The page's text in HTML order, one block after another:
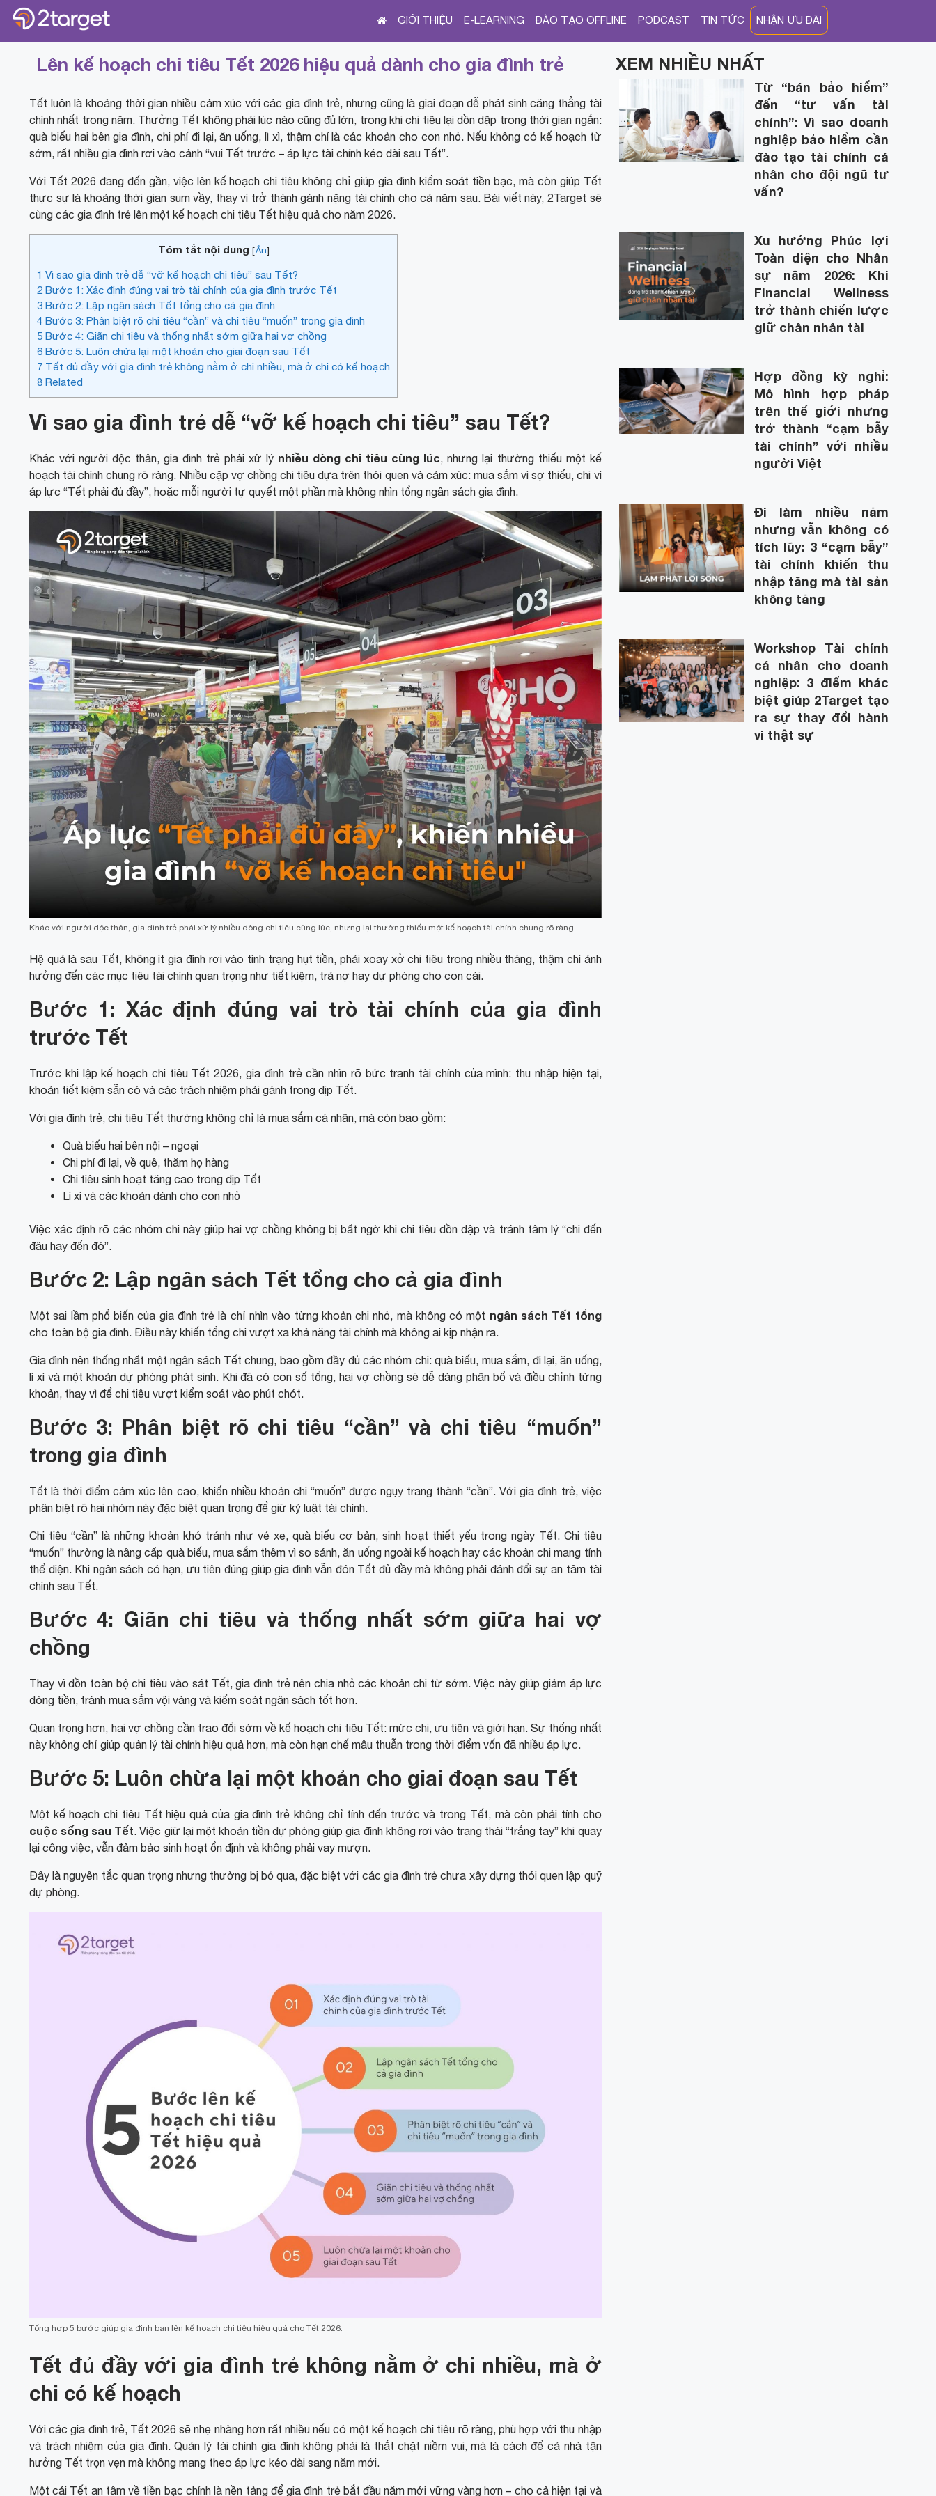
GIỚI THIỆU E-LEARNING ĐÀO TẠO OFFLINE PODCAST TIN TỨC NHẬN ƯU ĐÃI
Lên kế hoạch chi tiêu Tết 2026 hiệu quả dành cho gia đình trẻ
Tết luôn là khoảng thời gian nhiều cảm xúc với các gia đình trẻ, nhưng cũng là giai đoạn dễ phát sinh căng thẳng tài
chính nhất trong năm. Thưởng Tết không phải lúc nào cũng đủ lớn, trong khi chi tiêu lại dồn dập trong thời gian ngắn:
quà biếu hai bên gia đình, chi phí đi lại, ăn uống, lì xì, thậm chí là các khoản cho con nhỏ. Nếu không có kế hoạch từ
sớm, rất nhiều gia đình rơi vào cảnh “vui Tết trước – áp lực tài chính kéo dài sau Tết”.
Với Tết 2026 đang đến gần, việc lên kế hoạch chi tiêu không chỉ giúp gia đình kiểm soát tiền bạc, mà còn giúp Tết
thực sự là khoảng thời gian sum vầy, thay vì trở thành gánh nặng tài chính cho cả năm sau. Bài viết này, 2Target sẽ
cùng các gia đình trẻ lên một kế hoạch chi tiêu Tết hiệu quả cho năm 2026.
Tóm tắt nội dung [Ẩn]
1 Vì sao gia đình trẻ dễ “vỡ kế hoạch chi tiêu” sau Tết?
2 Bước 1: Xác định đúng vai trò tài chính của gia đình trước Tết
3 Bước 2: Lập ngân sách Tết tổng cho cả gia đình
4 Bước 3: Phân biệt rõ chi tiêu “cần” và chi tiêu “muốn” trong gia đình
5 Bước 4: Giãn chi tiêu và thống nhất sớm giữa hai vợ chồng
6 Bước 5: Luôn chừa lại một khoản cho giai đoạn sau Tết
7 Tết đủ đầy với gia đình trẻ không nằm ở chi nhiều, mà ở chi có kế hoạch
8 Related
Vì sao gia đình trẻ dễ “vỡ kế hoạch chi tiêu” sau Tết?
Khác với người độc thân, gia đình trẻ phải xử lý nhiều dòng chi tiêu cùng lúc, nhưng lại thường thiếu một kế
hoạch tài chính chung rõ ràng. Nhiều cặp vợ chồng chi tiêu dựa trên thói quen và cảm xúc: mua sắm vì sợ thiếu, chi vì
áp lực “Tết phải đủ đầy”, hoặc mỗi người tự quyết một phần mà không nhìn tổng ngân sách gia đình.
Khác với người độc thân, gia đình trẻ phải xử lý nhiều dòng chi tiêu cùng lúc, nhưng lại thường thiếu một kế hoạch tài chính chung rõ ràng.
Hệ quả là sau Tết, không ít gia đình rơi vào tình trạng hụt tiền, phải xoay xở chi tiêu trong nhiều tháng, thậm chí ảnh
hưởng đến các mục tiêu tài chính quan trọng như tiết kiệm, trả nợ hay dự phòng cho con cái.
Bước 1: Xác định đúng vai trò tài chính của gia đình
trước Tết
Trước khi lập kế hoạch chi tiêu Tết 2026, gia đình trẻ cần nhìn rõ bức tranh tài chính của mình: thu nhập hiện tại,
khoản tiết kiệm sẵn có và các trách nhiệm phải gánh trong dịp Tết.
Với gia đình trẻ, chi tiêu Tết thường không chỉ là mua sắm cá nhân, mà còn bao gồm:
Quà biếu hai bên nội – ngoại
Chi phí đi lại, về quê, thăm họ hàng
Chi tiêu sinh hoạt tăng cao trong dịp Tết
Lì xì và các khoản dành cho con nhỏ
Việc xác định rõ các nhóm chi này giúp hai vợ chồng không bị bất ngờ khi chi tiêu dồn dập và tránh tâm lý “chi đến
đâu hay đến đó”.
Bước 2: Lập ngân sách Tết tổng cho cả gia đình
Một sai lầm phổ biến của gia đình trẻ là chỉ nhìn vào từng khoản chi nhỏ, mà không có một ngân sách Tết tổng
cho toàn bộ gia đình. Điều này khiến tổng chi vượt xa khả năng tài chính mà không ai kịp nhận ra.
Gia đình nên thống nhất một ngân sách Tết chung, bao gồm đầy đủ các nhóm chi: quà biếu, mua sắm, đi lại, ăn uống,
lì xì và một khoản dự phòng phát sinh. Khi đã có con số tổng, hai vợ chồng sẽ dễ dàng phân bổ và điều chỉnh từng
khoản, thay vì để chi tiêu vượt kiểm soát vào phút chót.
Bước 3: Phân biệt rõ chi tiêu “cần” và chi tiêu “muốn”
trong gia đình
Tết là thời điểm cảm xúc lên cao, khiến nhiều khoản chi “muốn” được ngụy trang thành “cần”. Với gia đình trẻ, việc
phân biệt rõ hai nhóm này đặc biệt quan trọng để giữ kỷ luật tài chính.
Chi tiêu “cần” là những khoản khó tránh như vé xe, quà biếu cơ bản, sinh hoạt thiết yếu trong ngày Tết. Chi tiêu
“muốn” thường là nâng cấp quà biếu, mua sắm thêm vì so sánh, ăn uống ngoài kế hoạch hay các khoản chi mang tính
thể diện. Khi ngân sách có hạn, ưu tiên đúng giúp gia đình vẫn đón Tết đủ đầy mà không phải đánh đổi sự an tâm tài
chính sau Tết.
Bước 4: Giãn chi tiêu và thống nhất sớm giữa hai vợ
chồng
Thay vì dồn toàn bộ chi tiêu vào sát Tết, gia đình trẻ nên chia nhỏ các khoản chi từ sớm. Việc này giúp giảm áp lực
dòng tiền, tránh mua sắm vội vàng và kiểm soát ngân sách tốt hơn.
Quan trọng hơn, hai vợ chồng cần trao đổi sớm về kế hoạch chi tiêu Tết: mức chi, ưu tiên và giới hạn. Sự thống nhất
này không chỉ giúp quản lý tài chính hiệu quả hơn, mà còn hạn chế mâu thuẫn trong thời điểm vốn đã nhiều áp lực.
Bước 5: Luôn chừa lại một khoản cho giai đoạn sau Tết
Một kế hoạch chi tiêu Tết hiệu quả của gia đình trẻ không chỉ tính đến trước và trong Tết, mà còn phải tính cho
cuộc sống sau Tết. Việc giữ lại một khoản tiền dự phòng giúp gia đình không rơi vào trạng thái “trắng tay” khi quay
lại công việc, vẫn đảm bảo sinh hoạt ổn định và không phải vay mượn.
Đây là nguyên tắc quan trọng nhưng thường bị bỏ qua, đặc biệt với các gia đình trẻ chưa xây dựng thói quen lập quỹ
dự phòng.
Tổng hợp 5 bước giúp gia định bạn lên kế hoạch chi tiêu hiệu quả cho Tết 2026.
Tết đủ đầy với gia đình trẻ không nằm ở chi nhiều, mà ở
chi có kế hoạch
Với các gia đình trẻ, Tết 2026 sẽ nhẹ nhàng hơn rất nhiều nếu có một kế hoạch chi tiêu rõ ràng, phù hợp với thu nhập
và trách nhiệm của gia đình. Quản lý tài chính gia đình không phải là thắt chặt niềm vui, mà là cách để cả nhà tận
hưởng Tết trọn vẹn mà không mang theo áp lực kéo dài sang năm mới.
Một cái Tết an tâm về tiền bạc chính là nền tảng để gia đình trẻ bắt đầu năm mới vững vàng hơn – cho cả hiện tại và
XEM NHIỀU NHẤT
Từ “bán bảo hiểm”
đến “tư vấn tài
chính”: Vì sao doanh
nghiệp bảo hiểm cần
đào tạo tài chính cá
nhân cho đội ngũ tư
vấn?
Xu hướng Phúc lợi
Toàn diện cho Nhân
sự năm 2026: Khi
Financial Wellness
trở thành chiến lược
giữ chân nhân tài
Hợp đồng kỳ nghỉ:
Mô hình hợp pháp
trên thế giới nhưng
trở thành “cạm bẫy
tài chính” với nhiều
người Việt
Đi làm nhiều năm
nhưng vẫn không có
tích lũy: 3 “cạm bẫy”
tài chính khiến thu
nhập tăng mà tài sản
không tăng
Workshop Tài chính
cá nhân cho doanh
nghiệp: 3 điểm khác
biệt giúp 2Target tạo
ra sự thay đổi hành
vi thật sự